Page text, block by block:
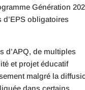
Génération
obligatoires
d’APQ, de multiples
et projet éducatif
malgré la
dans certains